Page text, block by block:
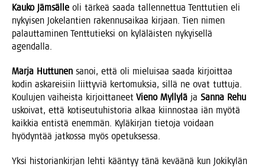
Kau­ko Jäm­säl­le oli tär­keä saa­da tal­len­net­tua Tent­tu­tien eli
nykyi­sen Joke­lan­tien raken­nusai­kaa kir­jaan. Tien nimen
palaut­ta­mi­nen Tent­tu­tiek­si on kylä­läis­ten nykyi­sel­lä
agendalla.
Mar­ja Hut­tu­nen sanoi, että oli mie­lui­saa saa­da kir­joit­taa
kodin aska­rei­siin liit­ty­viä ker­to­muk­sia, sil­lä ne ovat tut­tu­ja.
Kou­lu­jen vai­heis­ta kir­joit­ta­neet Vie­no Myl­ly­lä ja San­na Rehu
uskoi­vat, että koti­seu­tu­his­to­ria alkaa kiin­nos­taa iän myö­tä
kaik­kia entis­tä enem­män. Kylä­kir­jan tie­to­ja voi­daan
hyö­dyn­tää jat­kos­sa myös opetuksessa.
Yksi his­to­rian­kir­jan leh­ti kään­tyy tänä kevää­nä kun Joki­ky­län